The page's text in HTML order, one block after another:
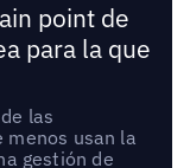
point de
para la que
las
usan la
gestión de